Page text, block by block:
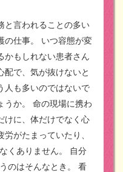
と言われることの多い
の仕事。
いつ容態が変
かもしれない患者さん
配で、気が抜けないと
人も多いのではないで
うか。
命の現場に携わ
けに、体だけでなく心
労がたまっていたり、
くありません。
自分
のはそんなとき。
看